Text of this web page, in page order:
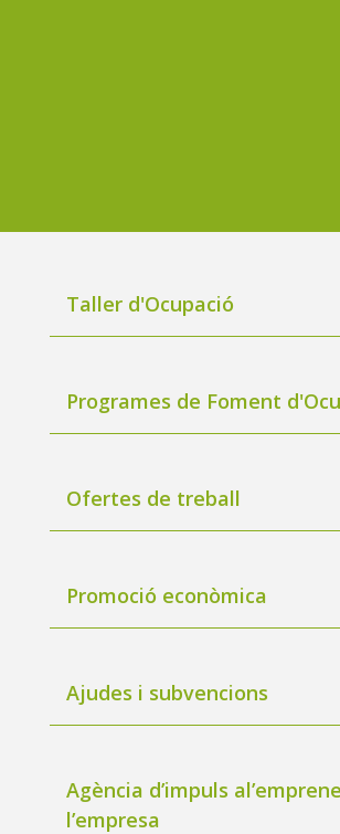
Taller d'Ocupació
Programes de Foment
Ofertes de treball
Promoció econòmica
Ajudes i subvencions
Agència d’impuls
l’empresa